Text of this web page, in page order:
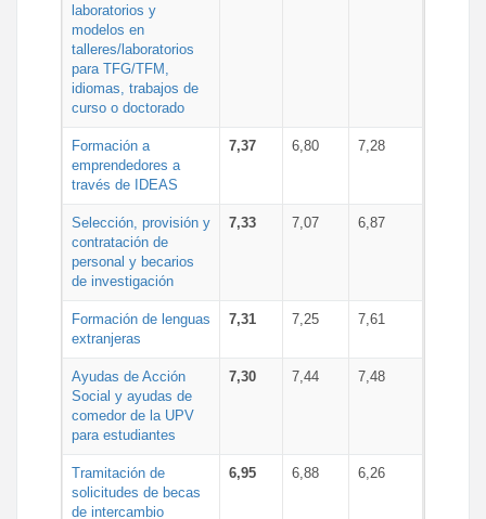
laboratorios y
modelos en
talleres/laboratorios
para TFG/TFM,
idiomas, trabajos de
curso o doctorado
Formación a
emprendedores a
través de IDEAS
7,37 6,80 7,28
Selección, provisión y
contratación de
personal y becarios
de investigación
7,33 7,07 6,87
Formación de lenguas
extranjeras
7,31 7,25 7,61
Ayudas de Acción
Social y ayudas de
comedor de la UPV
para estudiantes
7,30 7,44 7,48
Tramitación de
solicitudes de becas
de intercambio
6,95 6,88 6,26